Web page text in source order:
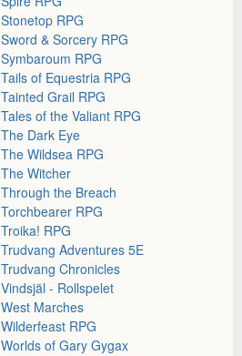
Stonetop RPG
Sword & Sorcery RPG
Symbaroum RPG
Tails of Equestria RPG
Tainted Grail RPG
Tales of the Valiant RPG
The Dark Eye
The Wildsea RPG
The Witcher
Through the Breach
Torchbearer RPG
Troika! RPG
Trudvang Adventures 5E
Trudvang Chronicles
Vindsjäl - Rollspelet
West Marches
Wilderfeast RPG
Worlds of Gary Gygax